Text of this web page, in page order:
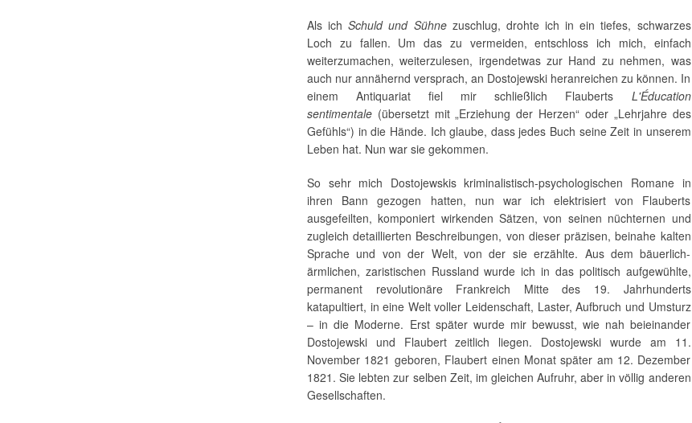
Als ichSchuld und Sühnezuschlug, drohte ich in ein tiefes, schwarzes
Loch zu fallen. Um das zu vermeiden, entschloss ich mich, einfach
weiterzumachen, weiterzulesen, irgendetwas zur Hand zu nehmen, was
auch nur annähernd versprach, an Dostojewski heranreichen zu können. In
einem Antiquariat fiel mir schließlich Flauberts L'Éducation
sentimentale (übersetzt mit „Erziehung der Herzen“ oder „Lehrjahre des
Gefühls“) in die Hände. Ich glaube, dass jedes Buch seine Zeit in unserem
Leben hat. Nun war sie gekommen.
So sehr mich Dostojewskis kriminalistisch-psychologischen Romane in
ihren Bann gezogen hatten, nun war ich elektrisiert von Flauberts
ausgefeilten, komponiert wirkenden Sätzen, von seinen nüchternen und
zugleich detaillierten Beschreibungen, von dieser präzisen, beinahe kalten
Sprache und von der Welt, von der sie erzählte. Aus dem bäuerlich-
ärmlichen, zaristischen Russland wurde ich in das politisch aufgewühlte,
permanent revolutionäre Frankreich Mitte des 19. Jahrhunderts
katapultiert, in eine Welt voller Leidenschaft, Laster, Aufbruch und Umsturz
– in die Moderne. Erst später wurde mir bewusst, wie nah beieinander
Dostojewski und Flaubert zeitlich liegen. Dostojewski wurde am 11.
November 1821 geboren, Flaubert einen Monat später am 12. Dezember
1821. Sie lebten zur selben Zeit, im gleichen Aufruhr, aber in völlig anderen
Gesellschaften.